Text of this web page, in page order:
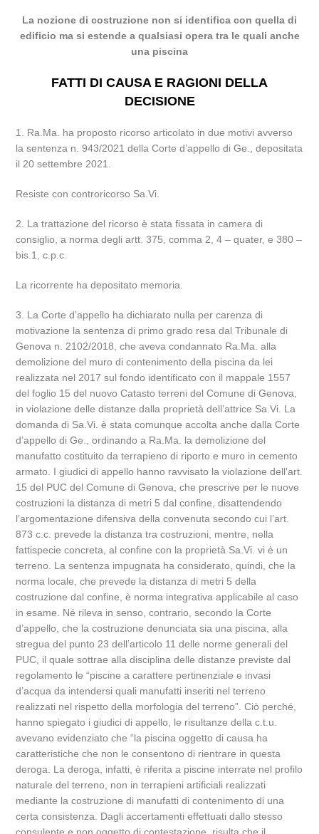
La nozione di costruzione non si identifica con quella di
edificio ma si estende a qualsiasi opera tra le quali anche
una piscina
FATTI DI CAUSA E RAGIONI DELLA
DECISIONE
1. Ra.Ma. ha proposto ricorso articolato in due motivi avverso
la sentenza n. 943/2021 della Corte d’appello di Ge., depositata
il 20 settembre 2021.
Resiste con controricorso Sa.Vi.
2. La trattazione del ricorso è stata fissata in camera di
consiglio, a norma degli artt. 375, comma 2, 4 – quater, e 380 –
bis.1, c.p.c.
La ricorrente ha depositato memoria.
3. La Corte d’appello ha dichiarato nulla per carenza di
motivazione la sentenza di primo grado resa dal Tribunale di
Genova n. 2102/2018, che aveva condannato Ra.Ma. alla
demolizione del muro di contenimento della piscina da lei
realizzata nel 2017 sul fondo identificato con il mappale 1557
del foglio 15 del nuovo Catasto terreni del Comune di Genova,
in violazione delle distanze dalla proprietà dell’attrice Sa.Vi. La
domanda di Sa.Vi. è stata comunque accolta anche dalla Corte
d’appello di Ge., ordinando a Ra.Ma. la demolizione del
manufatto costituito da terrapieno di riporto e muro in cemento
armato. I giudici di appello hanno ravvisato la violazione dell’art.
15 del PUC del Comune di Genova, che prescrive per le nuove
costruzioni la distanza di metri 5 dal confine, disattendendo
l’argomentazione difensiva della convenuta secondo cui l’art.
873 c.c. prevede la distanza tra costruzioni, mentre, nella
fattispecie concreta, al confine con la proprietà Sa.Vi. vi è un
terreno. La sentenza impugnata ha considerato, quindi, che la
norma locale, che prevede la distanza di metri 5 della
costruzione dal confine, è norma integrativa applicabile al caso
in esame. Né rileva in senso, contrario, secondo la Corte
d’appello, che la costruzione denunciata sia una piscina, alla
stregua del punto 23 dell’articolo 11 delle norme generali del
PUC, il quale sottrae alla disciplina delle distanze previste dal
regolamento le “piscine a carattere pertinenziale e invasi
d’acqua da intendersi quali manufatti inseriti nel terreno
realizzati nel rispetto della morfologia del terreno”. Ciò perché,
hanno spiegato i giudici di appello, le risultanze della c.t.u.
avevano evidenziato che “la piscina oggetto di causa ha
caratteristiche che non le consentono di rientrare in questa
deroga. La deroga, infatti, è riferita a piscine interrate nel profilo
naturale del terreno, non in terrapieni artificiali realizzati
mediante la costruzione di manufatti di contenimento di una
certa consistenza. Dagli accertamenti effettuati dallo stesso